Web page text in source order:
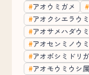
アオウミガメ
アオクシエラウ
アオサメハダウ
アオセンミノウ
アオボシミドリ
アオモウミウシ